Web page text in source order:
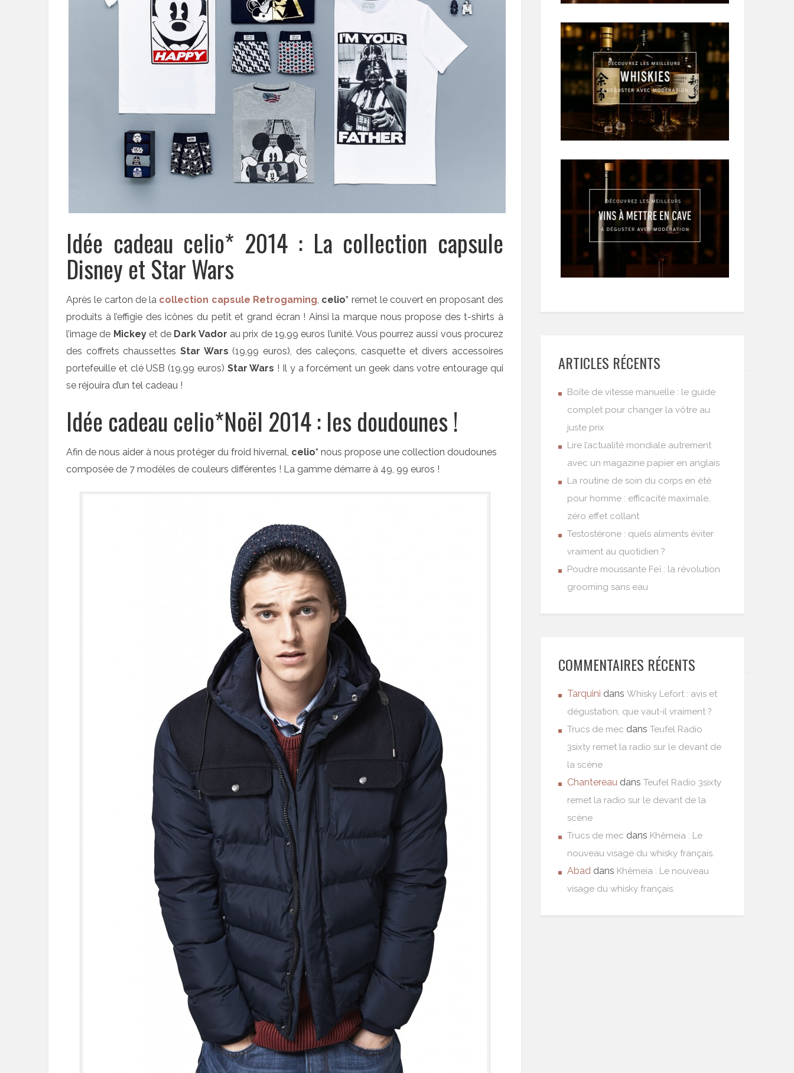
Idée cadeau celio* 2014 : La collection capsule
Disney et Star Wars
Après le carton de la collection capsule Retrogaming celio* remet le couvert en proposant des
produits à l’effigie des icônes du petit et grand écran ! Ainsi la marque nous propose des t-shirts à
l’image de Mickeyet de Dark Vador au prix de 19,99 euros l’unité. Vous pourrez aussi vous procurez
des coffrets chaussettes Star Wars (19,99 euros), des caleçons, casquette et divers accessoires
portefeuille et clé USB (19,99 euros) Star Wars ! Il y a forcément un geek dans votre entourage qui
se réjouira d’un tel cadeau !
Idée cadeau celio*Noël 2014 : les doudounes !
Afin de nous aider à nous protéger du froid hivernal, celio* nous propose une collection doudounes
composée de 7 modèles de couleurs différentes ! La gamme démarre à 49, 99 euros !
ARTICLES RÉCENTS
Boîte de vitesse manuelle : le guide
complet pour changer la vôtre au
juste prix
Lire l’actualité mondiale autrement
avec un magazine papier en anglais
La routine de soin du corps en été
pour homme : efficacité maximale,
zéro effet collant
Testostérone : quels aliments éviter
vraiment au quotidien ?
Poudre moussante Feï : la révolution
grooming sans eau
COMMENTAIRES RÉCENTS
Tarquini dans Whisky Lefort : avis et
dégustation, que vaut-il vraiment ?
Trucs de mec dans Teufel Radio
3sixty remet la radio sur le devant de
la scène
Chantereau dans Teufel Radio 3sixty
remet la radio sur le devant de la
scène
Trucs de mec dans Khêmeia : Le
nouveau visage du whisky français.
Abad dans Khêmeia : Le nouveau
visage du whisky français.